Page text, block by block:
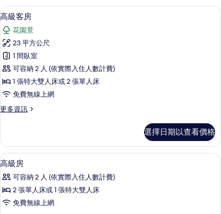
片
房
的
情
顯
示
高
級
客
房
的
所
有
片
羽絨被、迷你吧、客房內保險箱、書桌
18
高級客房
花園景
23 平方公尺
1 間臥室
可容納 2 人 (依實際入住人數計費)
1 張特大雙人床或 2 張單人床
免費無線上網
更多資訊
更
客
房
的
情
選擇日期以查看價格
顯
示
高
級
房
1
高級房
可容納 2 人 (依實際入住人數計費)
2 張單人床或 1 張特大雙人床
免費無線上網